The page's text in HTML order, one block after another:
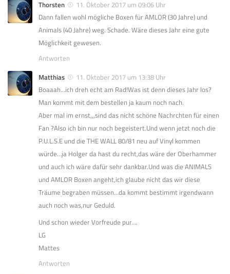
Thorsten
11. Oktober 2017 um 09:06 Uhr
Dann fallen wohl mögliche Boxen für AMLOR (30 Jahre) und
Animals (40 Jahre) weg. Schade. Wäre dieses Jahr eine gute
Möglichkeit gewesen.
Antworten
Matthias
11. Oktober 2017 um 13:38 Uhr
Boaaah…ich dreh echt am Rad!Was ist denn dieses Jahr los?
Man kommt mit dem bestellen ja kaum noch nach.
Aber mal im ernst,,,sind das nicht schöne Nachrchten für einen
Fan ?Also ich bin nur noch begeistert.Und wenn jetzt noch die
P.U.L.S.E und die THE WALL 80/81 neu auf Vinyl kommen
würde…ja Holger da hast du recht,das wäre der Oberhammer
und auch ich wäre dafür sehr dankbar.Und was die ANIMALS
und AMLOR Boxen angeht,ich glaube nicht das wir diese
Träume begraben müssen…da kommt bestimmt irgendwann
auch noch was,nur Geduld.
Und schon wieder Vorfreude pur….
LG
Mattes
Antworten